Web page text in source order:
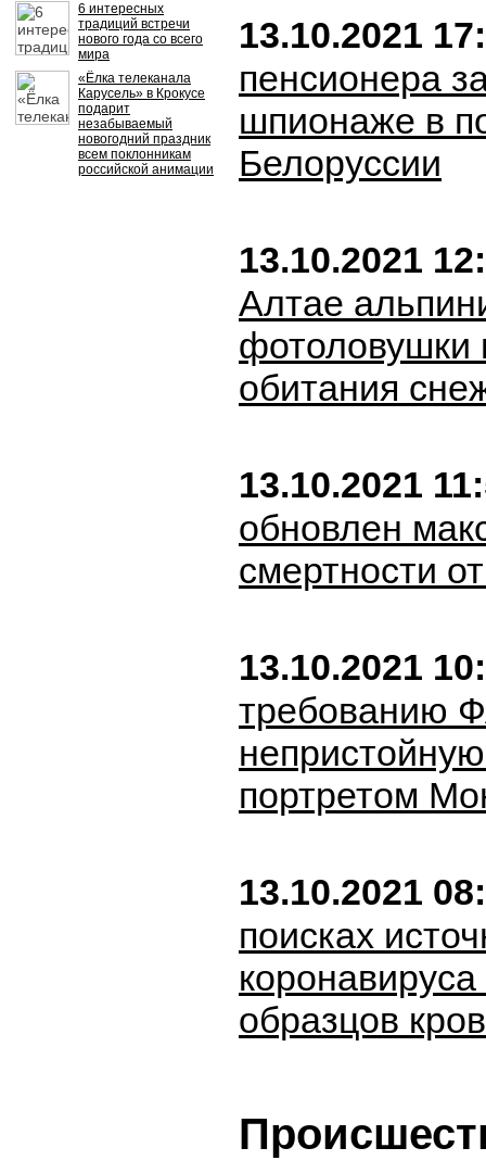
6 интересных
традиций встречи
нового года со всего
мира
«Ёлка телеканала
Карусель» в Крокусе
подарит
незабываемый
новогодний праздник
всем поклонникам
российской анимации
13.10.2021
пенсионера
шпионаже в
Белоруссии
13.10.2021
Алтае
фотоловушки
обитания
13.10.2021
обновлен
смертности
13.10.2021
требованию
портретом
13.10.2021
поисках
образцов